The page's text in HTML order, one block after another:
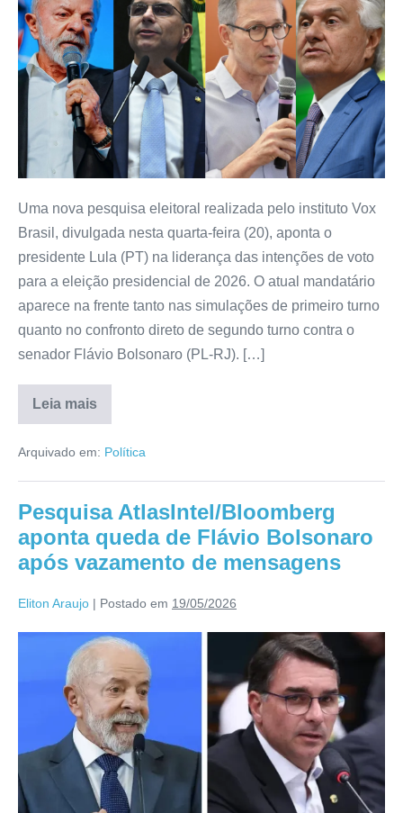
Uma nova pesquisa eleitoral realizada pelo instituto Vox
Brasil, divulgada nesta quarta-feira (20), aponta o
presidente Lula (PT) na liderança das intenções de voto
para a eleição presidencial de 2026. O atual mandatário
aparece na frente tanto nas simulações de primeiro turno
quanto no confronto direto de segundo turno contra o
senador Flávio Bolsonaro (PL-RJ). […]
Leia mais
Arquivado em: Política
Pesquisa AtlasIntel/Bloomberg
aponta queda de Flávio Bolsonaro
após vazamento de mensagens
Eliton Araujo | Postado em 19/05/2026